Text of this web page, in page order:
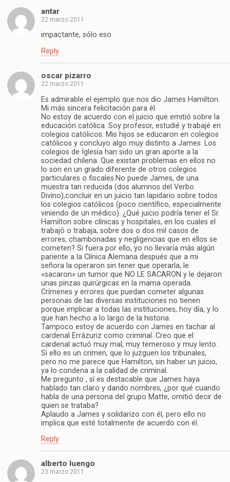
antar
22 marzo 2011
impactante, sólo eso
Reply
oscar pizarro
22 marzo 2011
Es admirable el ejemplo que nos dio James Hamilton.
Mi más sincera felicitación para él.
No estoy de acuerdo con el juicio que emitió sobre la
educación católica. Soy profesor, estudié y trabajé en
colegios católicos. Mis hijos se educaron en colegios
católicos y concluyo algo muy distinto a James. Los
colegios de Iglesia han sido un gran aporte a la
sociedad chilena. Que existan problemas en ellos no
lo son en un grado diferente de otros colegios
particulares o fiscales.No puede James, de una
muestra tan reducida (dos alumnos del Verbo
Divino),concluir en un juicio tan lapidario sobre todos
los colegios católicos (poco científico, especialmente
viniendo de un médico). ¿Qué juicio podría tener el Sr.
Hamilton sobre clínicas y hospitales, en los cuales el
trabajó o trabaja, sobre dos o dos mil casos de
errores, chambonadas y negligencias que en ellos se
cometen? Si fuera por ello, yo no llevaría más algún
pariente a la Clínica Alemana después que a mi
señora la operaron sin tener que operarla, le
«sacaron» un tumor que NO LE SACARON y le dejaron
unas pinzas quirúrgicas en la mama operada.
Crímenes y errores que puedan cometer algunas
personas de las diversas instituciones no tienen
porque implicar a todas las instituciones, hoy día, y lo
que han hecho a lo largo de la historia.
Tampoco estoy de acuerdo con James en tachar al
cardenal Errázuriz como criminal. Creo que el
cardenal actuó muy mal, muy temeroso y muy lento.
Si ello es un crimen, que lo juzguen los tribunales,
pero no me parece que Hamilton, sin haber un juicio,
ya lo condena a la calidad de criminal.
Me pregunto , sí es destacable que James haya
hablado tan claro y dando nombres, ¿por qué cuando
habla de una persona del grupo Matte, omitió decir de
quien se trataba?
Aplaudo a James y solidarizo con él, pero ello no
implica que esté totalmente de acuerdo con él.
Reply
alberto luengo
23 marzo 2011